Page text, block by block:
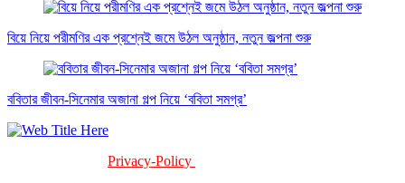
বিয়ে নিয়ে পরীমণির এক প্রশ্নেই জমে উঠল অনুষ্ঠান, নতুন জল্পনা শুরু
ববিতার জীবন-সিনেমার অজানা গল্প নিয়ে ‘ববিতা সমগ্র’
Privacy-Policy